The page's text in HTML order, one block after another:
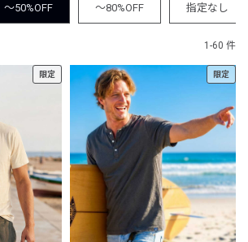
～50%OFF ～80%OFF 指定なし
1-60 件
限定 限定